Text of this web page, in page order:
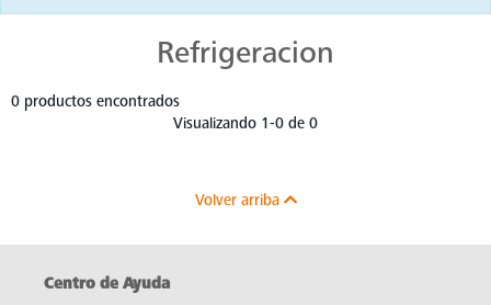
Refrigeracion
0 productos encontrados
Visualizando 1-0 de 0
Volver arriba
Centro de Ayuda